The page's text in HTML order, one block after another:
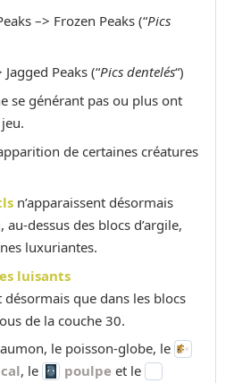
–> Frozen Peaks (“Pics
Peaks (“Pics dentelés“)
se générant pas ou plus ont
de certaines créatures
n’apparaissent désormais
au-dessus des blocs d’argile,
luxuriantes.
luisants
désormais que dans les blocs
de la couche 30.
le poisson-globe, le
, le poulpe et le